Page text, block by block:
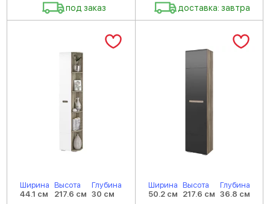
под заказ доставка: завтра
Ширина
44.1 см
Высота
217.6 см
Глубина
30 см
Ширина
50.2 см
Высота
217.6 см
Глубина
36.8 см